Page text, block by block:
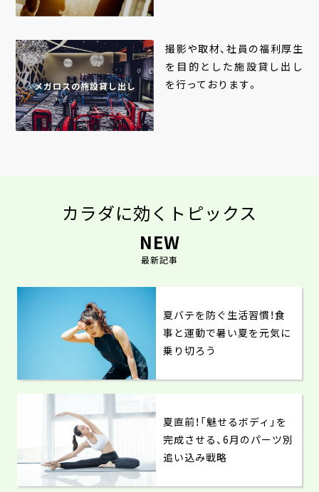
メガロスの施設貸し出し
撮影や取材、社員の福利厚生
を目的とした施設貸し出し
を行っております。
カラダに効くトピックス
NEW
最新記事
夏バテを防ぐ生活習慣！食
事と運動で暑い夏を元気に
乗り切ろう
夏直前！「魅せるボディ」を
完成させる、6月のパーツ別
追い込み戦略